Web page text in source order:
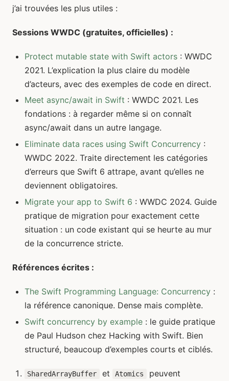
j’ai trouvées les plus utiles :
Sessions WWDC (gratuites, officielles) :
Protect mutable state with Swift actors : WWDC
2021. L’explication la plus claire du modèle
d’acteurs, avec des exemples de code en direct.
Meet async/await in Swift : WWDC 2021. Les
fondations : à regarder même si on connaît
async/await dans un autre langage.
Eliminate data races using Swift Concurrency :
WWDC 2022. Traite directement les catégories
d’erreurs que Swift 6 attrape, avant qu’elles ne
deviennent obligatoires.
Migrate your app to Swift 6 : WWDC 2024. Guide
pratique de migration pour exactement cette
situation : un code existant qui se heurte au mur
de la concurrence stricte.
Références écrites :
The Swift Programming Language: Concurrency :
la référence canonique. Dense mais complète.
Swift concurrency by example : le guide pratique
de Paul Hudson chez Hacking with Swift. Bien
structuré, beaucoup d’exemples courts et ciblés.
SharedArrayBuffer et Atomics
peuvent